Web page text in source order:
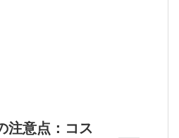
注意点：コス